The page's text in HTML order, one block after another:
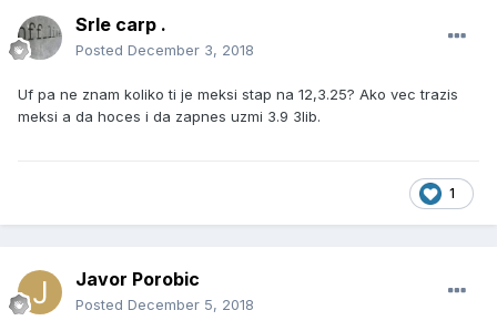
Srle carp .
Posted December 3, 2018
Uf pa ne znam koliko ti je meksi stap na 12,3.25? Ako vec trazis
meksi a da hoces i da zapnes uzmi 3.9 3lib.
1
Javor Porobic
Posted December 5, 2018